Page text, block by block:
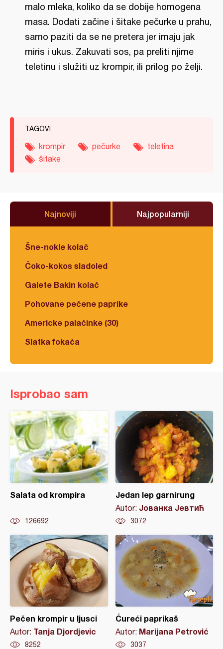
malo mleka, koliko da se dobije homogena
masa. Dodati začine i šitake pečurke u prahu,
samo paziti da se ne pretera jer imaju jak
miris i ukus. Zakuvati sos, pa preliti njime
teletinu i služiti uz krompir, ili prilog po želji.
TAGOVI
krompir pečurke
teletina
šitake
Najnoviji Najpopularniji
Šne-nokle kolač
Čoko-kokos sladoled
Galete Bakin kolač
Pohovane pečene paprike
Americke palačinke (30)
Slatka fokača
Isprobao sam
Salata od krompira
126692
Jedan lep garnirung
Autor: Јованка Јевтић
3072
Pečen krompir u ljusci
Autor: Tanja Djordjevic
8252
Ćureći paprikaš
Autor: Marijana Petrović
3037